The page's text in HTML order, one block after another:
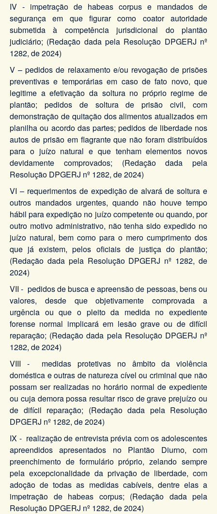
IV - impetração de habeas corpus e mandados de
segurança em que figurar como coator autoridade
submetida à competência jurisdicional do plantão
judiciário; (Redação dada pela Resolução DPGERJ nº
1282, de 2024)
V – pedidos de relaxamento e/ou revogação de prisões
preventivas e temporárias em caso de fato novo, que
legitime a efetivação da soltura no próprio regime de
plantão; pedidos de soltura de prisão civil, com
demonstração de quitação dos alimentos atualizados em
planilha ou acordo das partes; pedidos de liberdade nos
autos de prisão em flagrante que não foram distribuídos
para o juízo natural e que tenham elementos novos
devidamente comprovados; (Redação dada pela
Resolução DPGERJ nº 1282, de 2024)
VI – requerimentos de expedição de alvará de soltura e
outros mandados urgentes, quando não houve tempo
hábil para expedição no juízo competente ou quando, por
outro motivo administrativo, não tenha sido expedido no
juízo natural, bem como para o mero cumprimento dos
que já existem, pelos oficiais de justiça do plantão;
(Redação dada pela Resolução DPGERJ nº 1282, de
2024)
VII - pedidos de busca e apreensão de pessoas, bens ou
valores, desde que objetivamente comprovada a
urgência ou que o pleito da medida no expediente
forense normal implicará em lesão grave ou de difícil
reparação; (Redação dada pela Resolução DPGERJ nº
1282, de 2024)
VIII - medidas protetivas no âmbito da violência
doméstica e outras de natureza cível ou criminal que não
possam ser realizadas no horário normal de expediente
ou cuja demora possa resultar risco de grave prejuízo ou
de difícil reparação; (Redação dada pela Resolução
DPGERJ nº 1282, de 2024)
IX - realização de entrevista prévia com os adolescentes
apreendidos apresentados no Plantão Diurno, com
preenchimento de formulário próprio, zelando sempre
pela excepcionalidade da privação de liberdade, com
adoção de todas as medidas cabíveis, dentre elas a
impetração de habeas corpus; (Redação dada pela
Resolução DPGERJ nº 1282, de 2024)